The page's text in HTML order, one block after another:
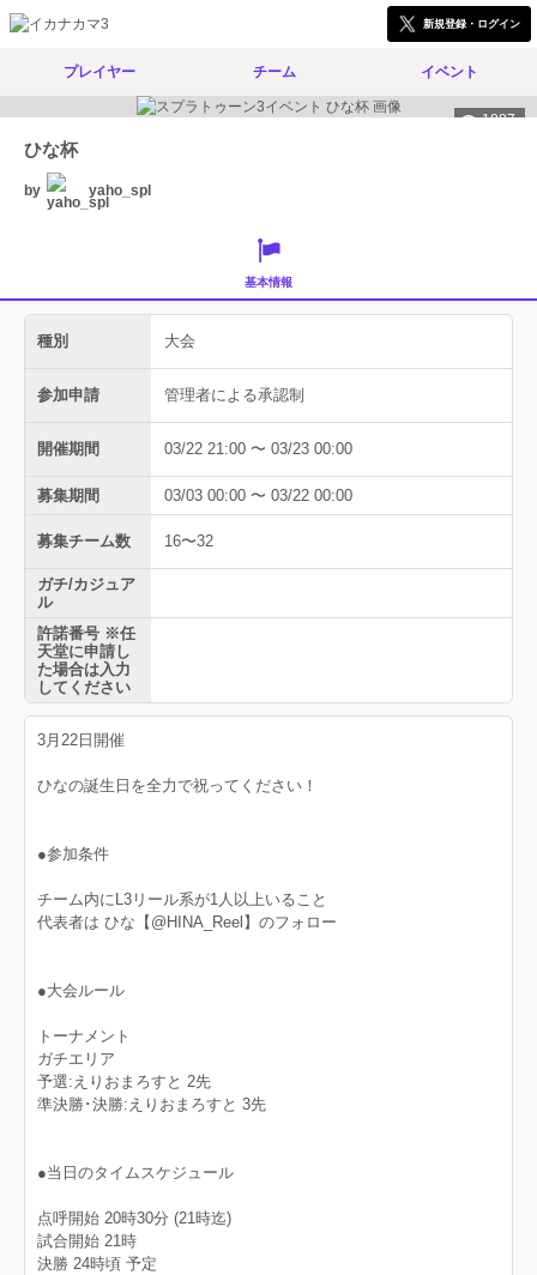
新規登録・ログイン
プレイヤー チーム イベント
1887
ひな杯
by yaho_spl
基本情報
種別 大会
参加申請 管理者による承認制
開催期間 03/22 21:00 〜 03/23 00:00
募集期間 03/03 00:00 〜 03/22 00:00
募集チーム数 16〜32
ガチ/カジュア
ル
許諾番号 ※任
天堂に申請し
た場合は入力
してください
3月22日開催
ひなの誕生日を全力で祝ってください！
●参加条件
チーム内にL3リール系が1人以上いること
代表者は ひな【@HINA_Reel】のフォロー
●大会ルール
トーナメント
ガチエリア
予選:えりおまろすと 2先
準決勝･決勝:えりおまろすと 3先
●当日のタイムスケジュール
点呼開始 20時30分 (21時迄)
試合開始 21時
決勝 24時頃 予定